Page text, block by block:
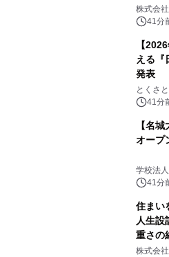
秋田犬
るパッ
販売開始
株式会
41分
【
える『
発表
とくさ
41分
【名
オープ
学校法
41分
住まい
人生設
重さの
株式会